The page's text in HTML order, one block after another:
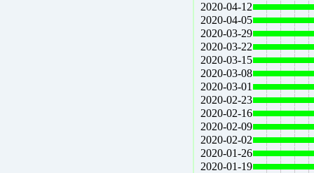
2020-04-12
2020-04-05
2020-03-29
2020-03-22
2020-03-15
2020-03-08
2020-03-01
2020-02-23
2020-02-16
2020-02-09
2020-02-02
2020-01-26
2020-01-19